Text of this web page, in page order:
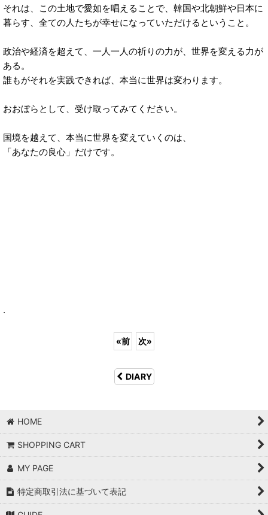
それは、この土地で愛如を唱えることで、韓国や北朝鮮や日本に
暮らす、全ての人たちが幸せになっていただけるということ。
政治や経済を超えて、一人一人の祈りの力が、世界を変える力が
ある。
誰もがそれを実践できれば、本当に世界は変わります。
おおぼらとして、受け取ってみてください。
国境を越えて、本当に世界を変えていくのは、
「あなたの良心」だけです。
.
«前 次»
DIARY
HOME
SHOPPING CART
MY PAGE
特定商取引法に基づいて表記